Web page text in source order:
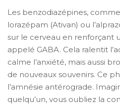
Les benzodiazépines,
lorazépam (Ativan) ou
sur le cerveau en renforçant
appelé GABA. Cela ralentit
calme l’anxiété, mais aussi
de nouveaux souvenirs. Ce
l’amnésie antérograde.
quelqu’un, vous oubliez la